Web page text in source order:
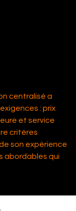
centralisé a
: prix
et service
critères
son expérience
abordables qui